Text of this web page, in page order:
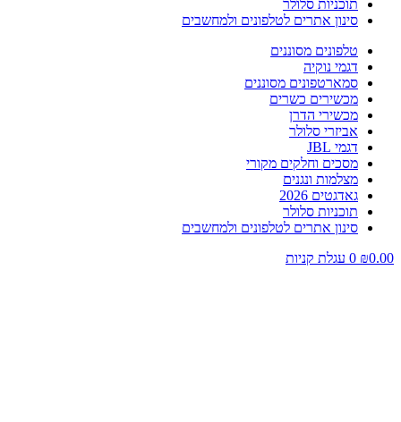
תוכניות סלולר
סינון אתרים לטלפונים ולמחשבים
טלפונים מסוננים
דגמי נוקיה
סמארטפונים מסוננים
מכשירים כשרים
מכשירי הדרן
אביזרי סלולר
דגמי JBL
מסכים וחלקים מקורי
מצלמות ונגנים
גאדגטים 2026
תוכניות סלולר
סינון אתרים לטלפונים ולמחשבים
₪0.00
0 עגלת קניות